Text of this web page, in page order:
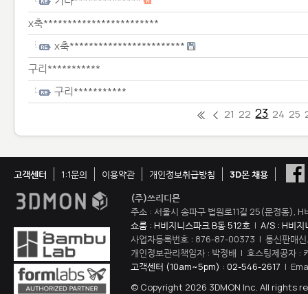
x축************************
x축************************
구리***********
구리***********
21 22 23 24 25
고객센터 1:1문의 이용약관 개인정보취급방침
3D몬 채용
(주)쓰리디몬
주소 : 서울시 송파구 법원로11길 25(문정동),
쇼룸 : H비지니스파크 B동 512호 | A/S : H비지
사업자등록번호 : 876-87-00373 | 통신판매
개인정보관리책임자 : 박정배 | 호스팅제공자 :
고객센터 (10am~5pm) : 02-546-2617 |
© Copyright 2026 3DMON Inc. All rights